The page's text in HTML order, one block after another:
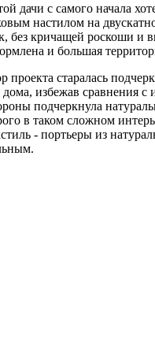
дачи с самого начала
настилом на
кричащей роскоши и
и большая
старалась
дома, избежав
подчеркнула
в таком сложном
- портьеры из